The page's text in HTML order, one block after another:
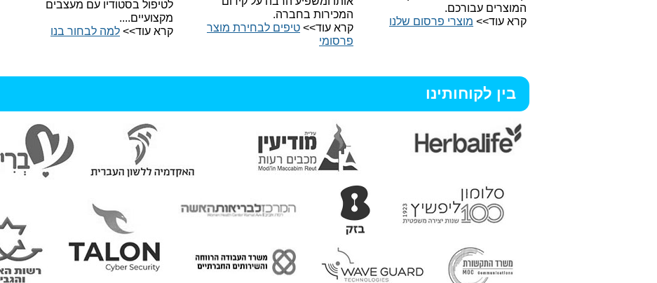
לטיפול בסטודיו עם מעצבים
מקצועיים....
קרא עוד>> למה לבחור בנו​
המוצרים עבורכם.
קרא עוד>> מוצרי פרסום שלנו
המכירות בחברה.
קרא עוד>> טיפים לבחירת מוצר
פרסומי
בין לקוחותינו